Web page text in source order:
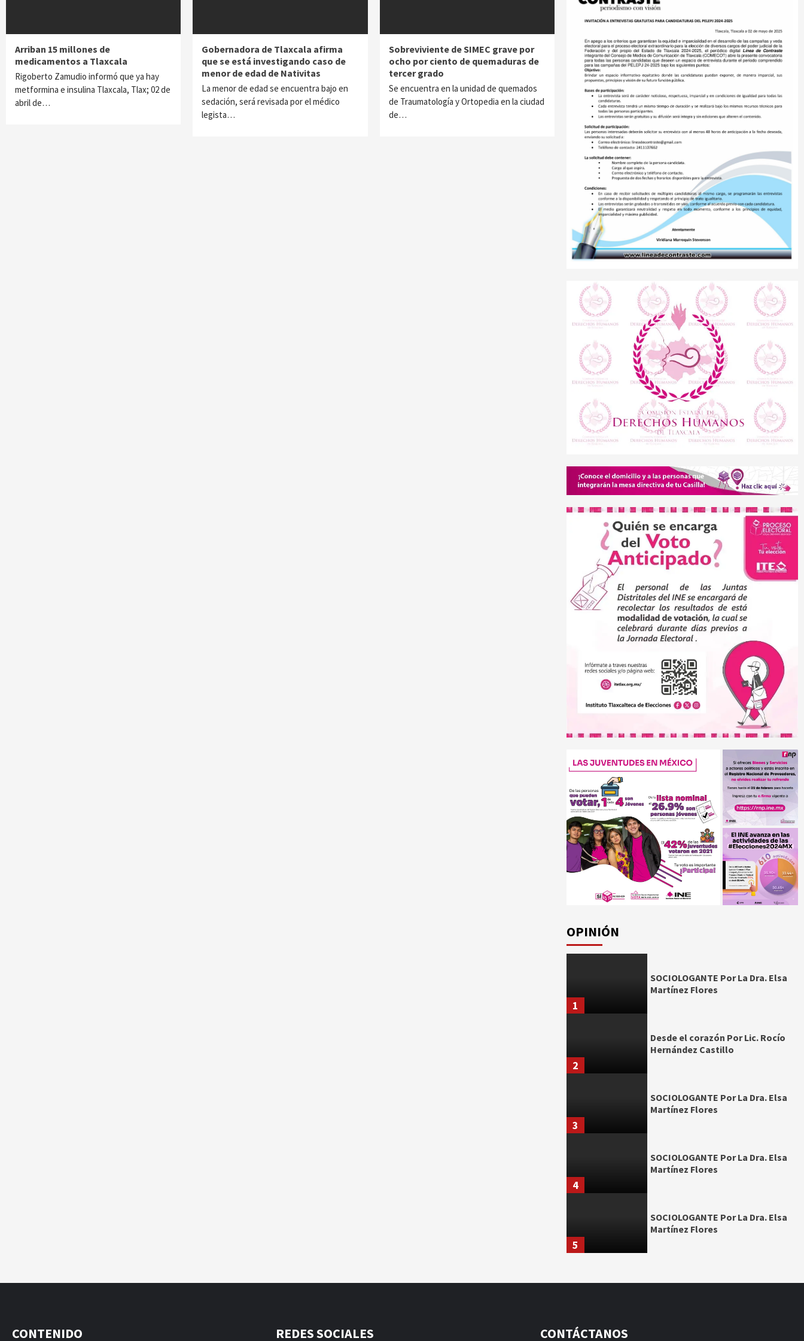
Arriban 15 millones de
medicamentos a Tlaxcala
Rigoberto Zamudio informó que ya hay
metformina e insulina Tlaxcala, Tlax; 02 de
abril de…
Gobernadora de Tlaxcala afirma
que se está investigando caso de
menor de edad de Nativitas
La menor de edad se encuentra bajo en
sedación, será revisada por el médico
legista…
Sobreviviente de SIMEC grave por
ocho por ciento de quemaduras de
tercer grado
Se encuentra en la unidad de quemados
de Traumatología y Ortopedia en la ciudad
de…
OPINIÓN
1
SOCIOLOGANTE Por La Dra. Elsa
Martínez Flores
2
Desde el corazón Por Lic. Rocío
Hernández Castillo
3
SOCIOLOGANTE Por La Dra. Elsa
Martínez Flores
4
SOCIOLOGANTE Por La Dra. Elsa
Martínez Flores
5
SOCIOLOGANTE Por La Dra. Elsa
Martínez Flores
CONTENIDO REDES SOCIALES CONTÁCTANOS